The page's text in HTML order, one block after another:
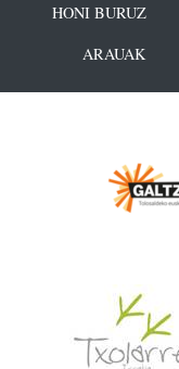
HONI BURUZ
ARAUAK